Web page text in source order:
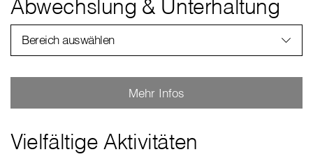
Abwechslung & Unterhaltung
Bereich auswählen
Mehr Infos
Vielfältige Aktivitäten